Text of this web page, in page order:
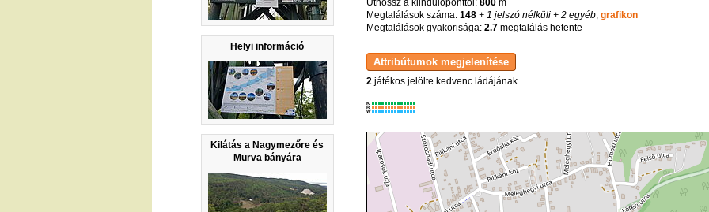
Helyi információ
Kilátás a Nagymezőre és
Murva bányára
Úthossz a kiindulóponttól: 800m
Megtalálások száma: 148+ 1 jelszó nélküli+ 2 egyéb, grafikon
Megtalálások gyakorisága: 2.7megtalálás hetente
2játékos jelölte kedvenc ládájának
K
R
W